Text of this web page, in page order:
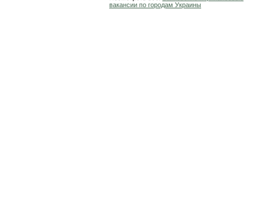
вакансии по городам Украины